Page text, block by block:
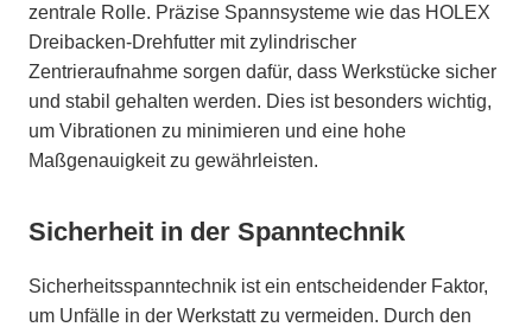
zentrale Rolle. Präzise Spannsysteme wie das HOLEX
Dreibacken-Drehfutter mit zylindrischer
Zentrieraufnahme sorgen dafür, dass Werkstücke sicher
und stabil gehalten werden. Dies ist besonders wichtig,
um Vibrationen zu minimieren und eine hohe
Maßgenauigkeit zu gewährleisten.
Sicherheit in der Spanntechnik
Sicherheitsspanntechnik ist ein entscheidender Faktor,
um Unfälle in der Werkstatt zu vermeiden. Durch den